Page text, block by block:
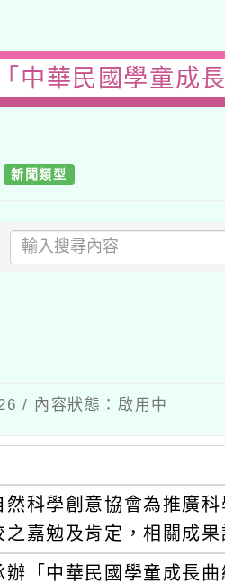
中華民國學童成
新聞類型
/ 內容狀態：啟用中
然科學創意協會為推廣
之嘉勉及肯定，相關成果
辦「中華民國學童成長